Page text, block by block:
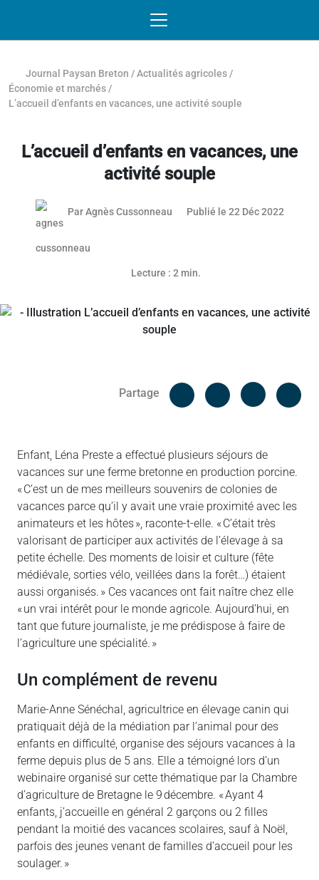
Journal Paysan Breton /Actualités agricoles /
Économie et marchés /
L’accueil d’enfants en vacances, une activité souple
L’accueil d’enfants en vacances, une
activité souple
ParAgnès Cussonneau Publié le 22 Déc 202225 mai
Lecture : 2 min.
Partage
Facebook
Enfant, Léna Preste a effectué plusieurs séjours de
vacances sur une ferme bretonne en production porcine.
« C’est un de mes meilleurs souvenirs de colonies de
vacances parce qu’il y avait une vraie proximité avec les
animateurs et les hôtes », raconte-t-elle. « C’était très
valorisant de participer aux activités de l’élevage à sa
petite échelle. Des moments de loisir et culture (fête
médiévale, sorties vélo, veillées dans la forêt…) étaient
aussi organisés. » Ces vacances ont fait naître chez elle
« un vrai intérêt pour le monde agricole. Aujourd’hui, en
tant que future journaliste, je me prédispose à faire de
l’agriculture une spécialité. »
un complément de revenu
Marie-Anne Sénéchal, agricultrice en élevage canin qui
pratiquait déjà de la médiation par l’animal pour des
enfants en difficulté, organise des séjours vacances à la
ferme depuis plus de 5 ans. Elle a témoigné lors d’un
webinaire organisé sur cette thématique par la Chambre
d’agriculture de Bretagne le 9 décembre. « Ayant 4
enfants, j’accueille en général 2 garçons ou 2 filles
pendant la moitié des vacances scolaires, sauf à Noël,
parfois des jeunes venant de familles d’accueil pour les
soulager. »